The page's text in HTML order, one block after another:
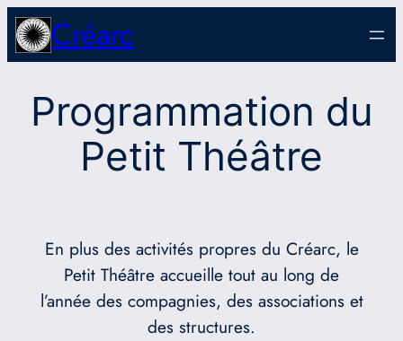
Aller
au
Créarc
Programmation du
Petit Théâtre
En plus des activités propres du Créarc, le
Petit Théâtre accueille tout au long de
l’année des compagnies, des associations et
des structures.